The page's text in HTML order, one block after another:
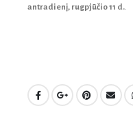
antradienį, rugpjūčio 11 d..